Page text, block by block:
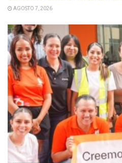
AGOSTO 7, 2026